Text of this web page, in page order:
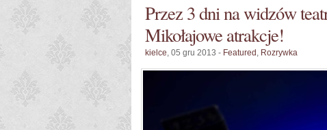
Przez 3 dni na widzów
Mikołajowe atrakcje!
kielce, 05 gru 2013 - Featured , Rozrywka